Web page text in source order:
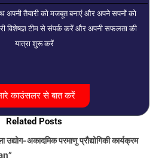
तैयारी को मजबूत बनाएं और अपने सपनों को
विशेषज्ञ टीम से संपर्क करें और अपनी सफलता की
यात्रा शुरू करें
काउंसलर से बात करें
Related Posts
उद्योग-अकादमिक परमाणु प्रौद्योगिकी कार्यक्रम